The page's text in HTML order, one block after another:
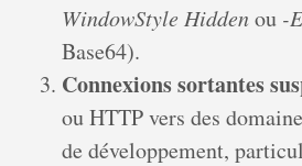
WindowStyle Hiddenou -
Base64).
Connexions sortantes
ou HTTP vers des
de développement,